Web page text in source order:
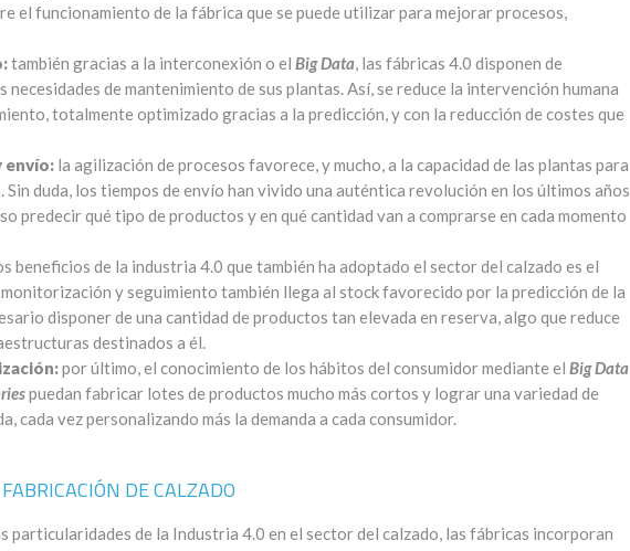
el funcionamiento de la fábrica que se puede utilizar para mejorar procesos,
también gracias a la interconexión o el Big Data, las fábricas 4.0 disponen de
necesidades de mantenimiento de sus plantas. Así, se reduce la intervención humana
totalmente optimizado gracias a la predicción, y con la reducción de costes que
envío: la agilización de procesos favorece, y mucho, a la capacidad de las plantas para
duda, los tiempos de envío han vivido una auténtica revolución en los últimos años
predecir qué tipo de productos y en qué cantidad van a comprarse en cada momento
beneficios de la industria 4.0 que también ha adoptado el sector del calzado es el
monitorización y seguimiento también llega al stock favorecido por la predicción de la
disponer de una cantidad de productos tan elevada en reserva, algo que reduce
destinados a él.
por último, el conocimiento de los hábitos del consumidor mediante el Big Data
puedan fabricar lotes de productos mucho más cortos y lograr una variedad de
cada vez personalizando más la demanda a cada consumidor.
DE CALZADO
particularidades de la Industria 4.0 en el sector del calzado, las fábricas incorporan